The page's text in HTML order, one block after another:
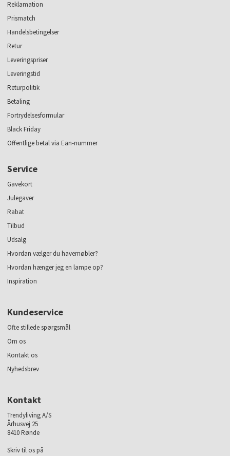
Reklamation
Prismatch
Handelsbetingelser
Retur
Leveringspriser
Leveringstid
Returpolitik
Betaling
Fortrydelsesformular
Black Friday
Offentlige betal via Ean-nummer
Service
Gavekort
Julegaver
Rabat
Tilbud
Udsalg
Hvordan vælger du havemøbler?
Hvordan hænger jeg en lampe op?
Inspiration
Kundeservice
Ofte stillede spørgsmål
Om os
Kontakt os
Nyhedsbrev
Kontakt
Trendyliving A/S
Århusvej 25
8410 Rønde
Skriv til os på